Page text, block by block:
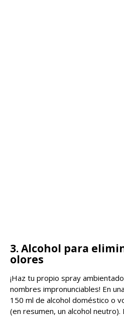
3. Alcohol para
olores
¡Haz tu propio spray
nombres impronunciables! En
150 ml de alcohol doméstico o
(en resumen, un alcohol